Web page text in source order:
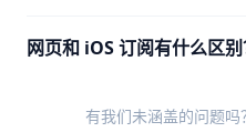
网页和 iOS 订阅有什么区别
有我们未涵盖的问题吗